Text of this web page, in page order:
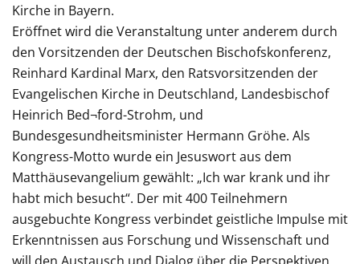
Kirche in Bayern.
Eröffnet wird die Veranstaltung unter anderem durch
den Vorsitzenden der Deutschen Bischofskonferenz,
Reinhard Kardinal Marx, den Ratsvorsitzenden der
Evangelischen Kirche in Deutschland, Landesbischof
Heinrich Bed¬ford-Strohm, und
Bundesgesundheitsminister Hermann Gröhe. Als
Kongress-Motto wurde ein Jesuswort aus dem
Matthäusevangelium gewählt: „Ich war krank und ihr
habt mich besucht“. Der mit 400 Teilnehmern
ausgebuchte Kongress verbindet geistliche Impulse mit
Erkenntnissen aus Forschung und Wissenschaft und